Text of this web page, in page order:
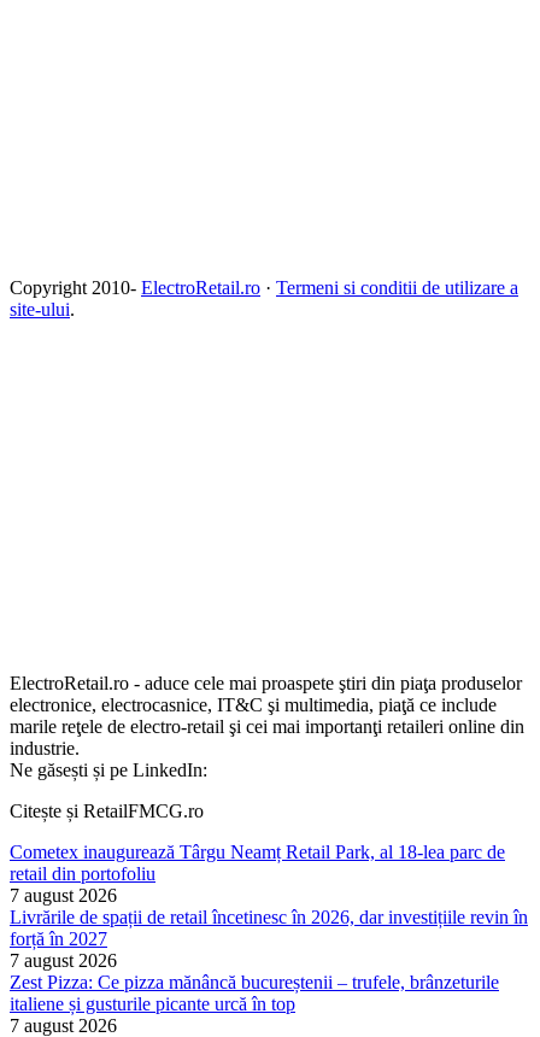
Copyright 2010- ElectroRetail.ro · Termeni si conditii de utilizare a
site-ului.
ElectroRetail.ro - aduce cele mai proaspete ştiri din piaţa produselor
electronice, electrocasnice, IT&C şi multimedia, piaţă ce include
marile reţele de electro-retail şi cei mai importanţi retaileri online din
industrie.
Ne găsești și pe LinkedIn:
Citește și RetailFMCG.ro
Cometex inaugurează Târgu Neamț Retail Park, al 18-lea parc de
retail din portofoliu
7 august 2026
Livrările de spații de retail încetinesc în 2026, dar investițiile revin în
forță în 2027
7 august 2026
Zest Pizza: Ce pizza mănâncă bucureștenii – trufele, brânzeturile
italiene și gusturile picante urcă în top
7 august 2026